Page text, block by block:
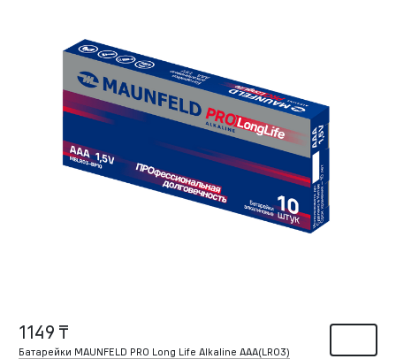
1149 ₸
Батарейки MAUNFELD PRO Long Life Alkaline ААА(LR03)